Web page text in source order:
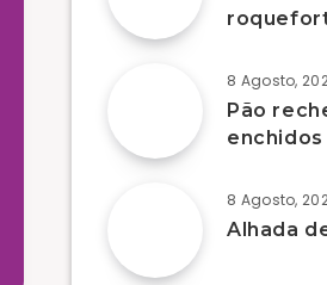
8 Agosto,
Pão
enchidos
8 Agosto,
Alhada